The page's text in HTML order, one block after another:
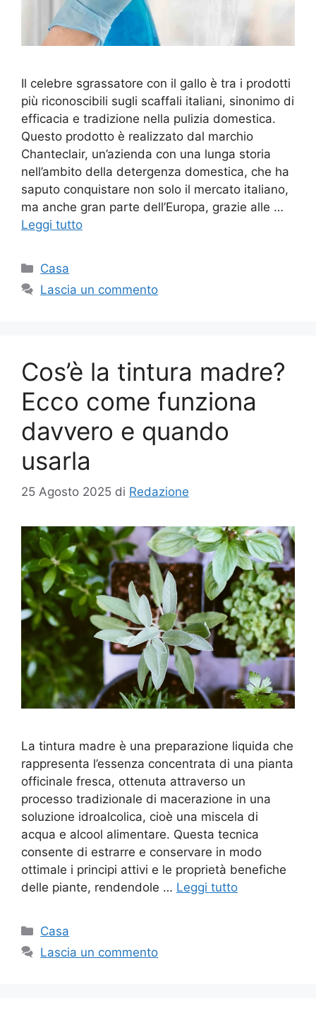
Il celebre sgrassatore con il gallo è tra i prodotti
più riconoscibili sugli scaffali italiani, sinonimo di
efficacia e tradizione nella pulizia domestica.
Questo prodotto è realizzato dal marchio
Chanteclair, un’azienda con una lunga storia
nell’ambito della detergenza domestica, che ha
saputo conquistare non solo il mercato italiano,
ma anche gran parte dell’Europa, grazie alle …
Leggi tutto
Categorie
Casa
Lascia un commento
Cos’è la tintura madre?
Ecco come funziona
davvero e quando
usarla
25 Agosto 2025 di Redazione
La tintura madre è una preparazione liquida che
rappresenta l’essenza concentrata di una pianta
officinale fresca, ottenuta attraverso un
processo tradizionale di macerazione in una
soluzione idroalcolica, cioè una miscela di
acqua e alcool alimentare. Questa tecnica
consente di estrarre e conservare in modo
ottimale i principi attivi e le proprietà benefiche
delle piante, rendendole … Leggi tutto
Categorie
Casa
Lascia un commento